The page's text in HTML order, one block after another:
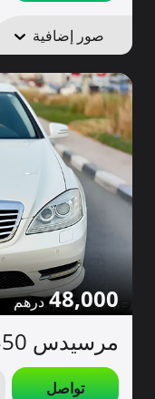
صور إضافية
48,000
مرسيدس S350 للبيع
تواصل